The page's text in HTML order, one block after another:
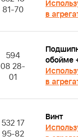
81-70
в
594
08 28-
01
обойме
в
532 17
95-82
Винт